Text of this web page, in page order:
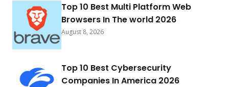
Top 10 Best Multi Platform Web
Browsers In The world 2026
August 8, 2026
Top 10 Best Cybersecurity
Companies In America 2026